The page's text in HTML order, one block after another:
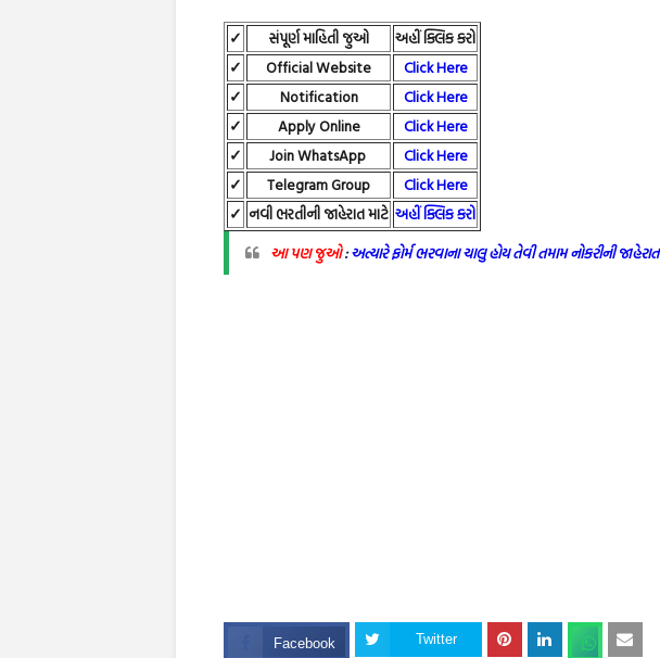
✓ સંપૂર્ણ માહિતી જુઓ
અહીં ક્લિક કરો
✓
Official Website
Click Here
✓
Notification
Click Here
✓
Apply Online
Click Here
✓
Join WhatsApp
Click Here
✓
Telegram Group
Click Here
✓ નવી ભરતીની જાહેરાત માટે અહીં ક્લિક કરો
આ પણ જુઓ:અત્યારે ફોર્મ ભરવાના ચાલુ હોય તેવી તમામ નોકરીની જાહેરાત
Facebook Twitter